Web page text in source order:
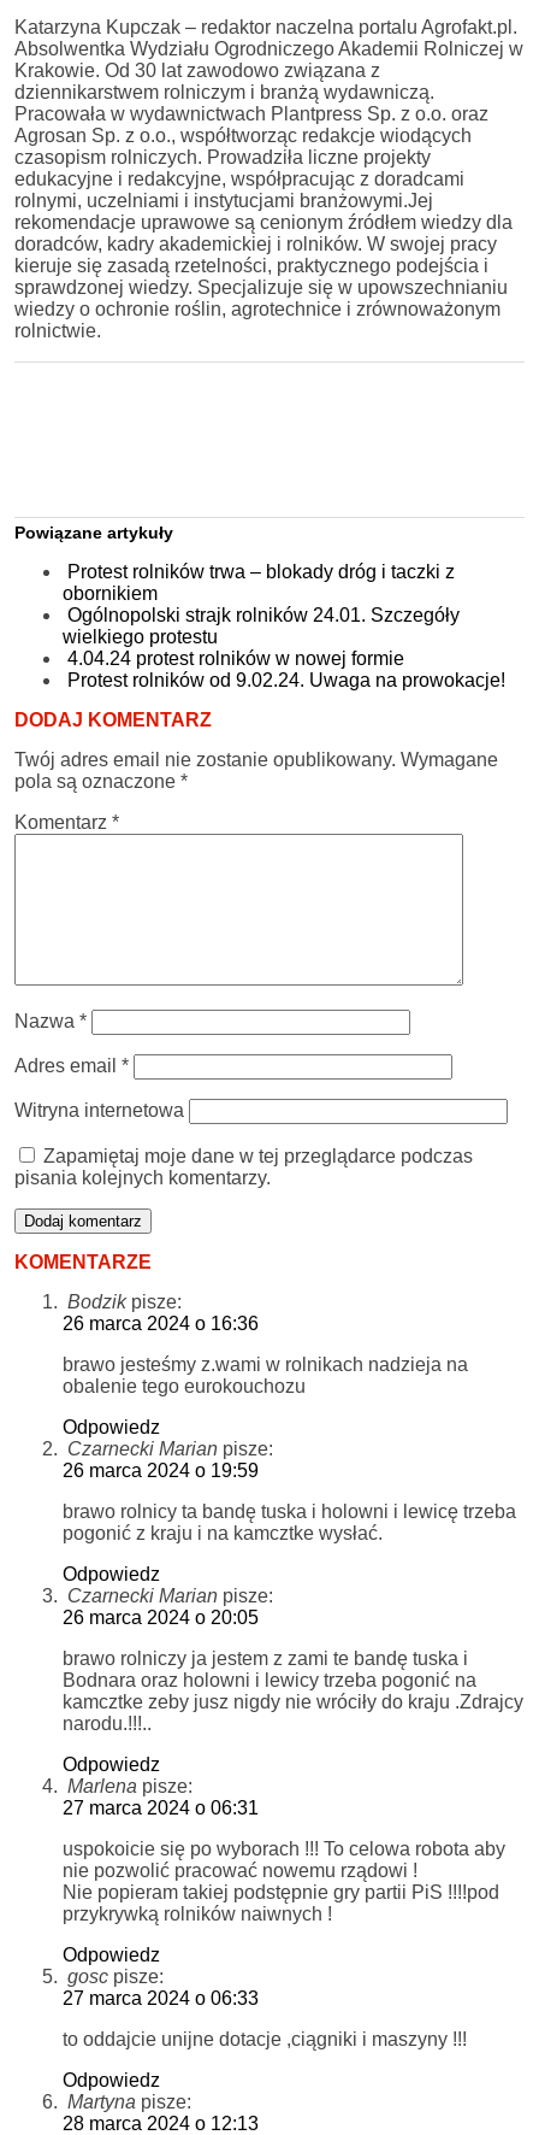
Katarzyna Kupczak – redaktor naczelna portalu Agrofakt.pl.
Absolwentka Wydziału Ogrodniczego Akademii Rolniczej w
Krakowie. Od 30 lat zawodowo związana z
dziennikarstwem rolniczym i branżą wydawniczą.
Pracowała w wydawnictwach Plantpress Sp. z o.o. oraz
Agrosan Sp. z o.o., współtworząc redakcje wiodących
czasopism rolniczych. Prowadziła liczne projekty
edukacyjne i redakcyjne, współpracując z doradcami
rolnymi, uczelniami i instytucjami branżowymi.Jej
rekomendacje uprawowe są cenionym źródłem wiedzy dla
doradców, kadry akademickiej i rolników. W swojej pracy
kieruje się zasadą rzetelności, praktycznego podejścia i
sprawdzonej wiedzy. Specjalizuje się w upowszechnianiu
wiedzy o ochronie roślin, agrotechnice i zrównoważonym
rolnictwie.
Powiązane artykuły
Protest rolników trwa – blokady dróg i taczki z
obornikiem
Ogólnopolski strajk rolników 24.01. Szczegóły
wielkiego protestu
4.04.24 protest rolników w nowej formie
Protest rolników od 9.02.24. Uwaga na prowokacje!
DODAJ KOMENTARZ
Twój adres email nie zostanie opublikowany. Wymagane
pola są oznaczone *
Komentarz *
Nazwa *
Adres email *
Witryna internetowa
Zapamiętaj moje dane w tej przeglądarce podczas
pisania kolejnych komentarzy.
KOMENTARZE
Bodzik pisze:
26 marca 2024 o 16:36
brawo jesteśmy z.wami w rolnikach nadzieja na
obalenie tego eurokouchozu
Odpowiedz
Czarnecki Marian pisze:
26 marca 2024 o 19:59
brawo rolnicy ta bandę tuska i holowni i lewicę trzeba
pogonić z kraju i na kamcztke wysłać.
Odpowiedz
Czarnecki Marian pisze:
26 marca 2024 o 20:05
brawo rolniczy ja jestem z zami te bandę tuska i
Bodnara oraz holowni i lewicy trzeba pogonić na
kamcztke zeby jusz nigdy nie wróciły do kraju .Zdrajcy
narodu.!!!..
Odpowiedz
Marlena pisze:
27 marca 2024 o 06:31
uspokoicie się po wyborach !!! To celowa robota aby
nie pozwolić pracować nowemu rządowi !
Nie popieram takiej podstępnie gry partii PiS !!!!pod
przykrywką rolników naiwnych !
Odpowiedz
gosc pisze:
27 marca 2024 o 06:33
to oddajcie unijne dotacje ,ciągniki i maszyny !!!
Odpowiedz
Martyna pisze:
28 marca 2024 o 12:13